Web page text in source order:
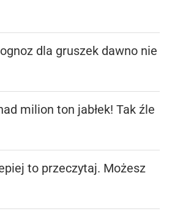
dla gruszek dawno nie
milion ton jabłek! Tak źle
to przeczytaj. Możesz